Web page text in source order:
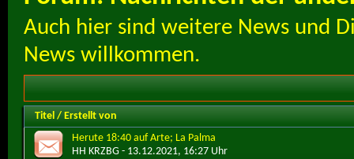
Auch hier sind weitere News und
News willkommen.
Titel / Erstellt von
Herute 18:40 auf Arte; La Palma
HH KRZBG - 13.12.2021, 16:27 Uhr